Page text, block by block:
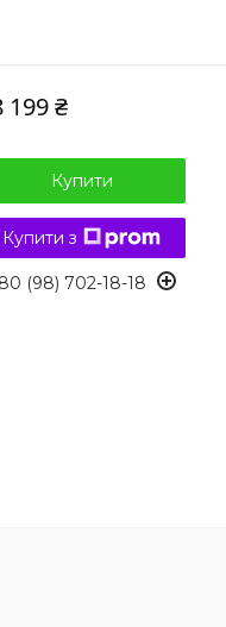
199 ₴
Купити
Купити з
(98) 702-18-18